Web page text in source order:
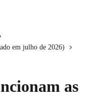
em julho de 2026)
as